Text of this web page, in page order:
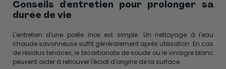
Conseils d'entretien pour prolonger sa
durée de vie
L'entretien d'une poêle inox est simple. Un nettoyage à l'eau
chaude savonneuse suffit généralement après utilisation. En cas
de résidus tenaces, le bicarbonate de soude ou le vinaigre blanc
peuvent aider à retrouver l'éclat d'origine de la surface.